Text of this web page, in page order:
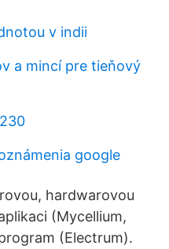
v indii
a mincí pre tieňový
google
hardwarovou
(Mycellium,
(Electrum).